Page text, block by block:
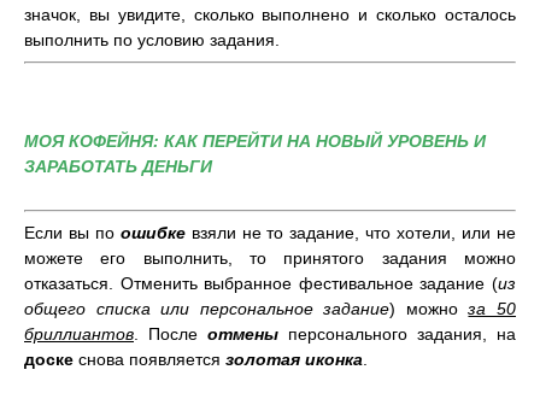
значок, вы увидите, сколько выполнено и сколько осталось
выполнить по условию задания.
МОЯ КОФЕЙНЯ: КАК ПЕРЕЙТИ НА НОВЫЙ УРОВЕНЬ И
ЗАРАБОТАТЬ ДЕНЬГИ
Если вы по ошибке взяли не то задание, что хотели, или не
можете его выполнить, то принятого задания можно
отказаться. Отменить выбранное фестивальное задание (из
общего списка или персональное задание) можноза 50
бриллиантов . После отмены персонального задания, на
доске снова появляется золотая иконка